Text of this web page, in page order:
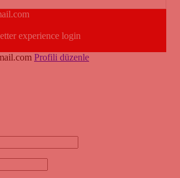
experience login
Profili düzenle